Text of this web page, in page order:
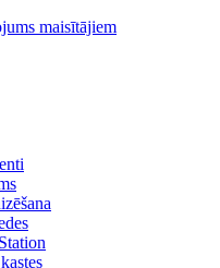
maisītājiem